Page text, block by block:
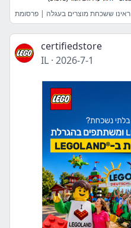
ראינו ששכחת מוצרים בעגלה | פרסומת
certifiedstore
IL · 2026-7-1